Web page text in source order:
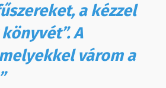
a kézzel
A
várom a